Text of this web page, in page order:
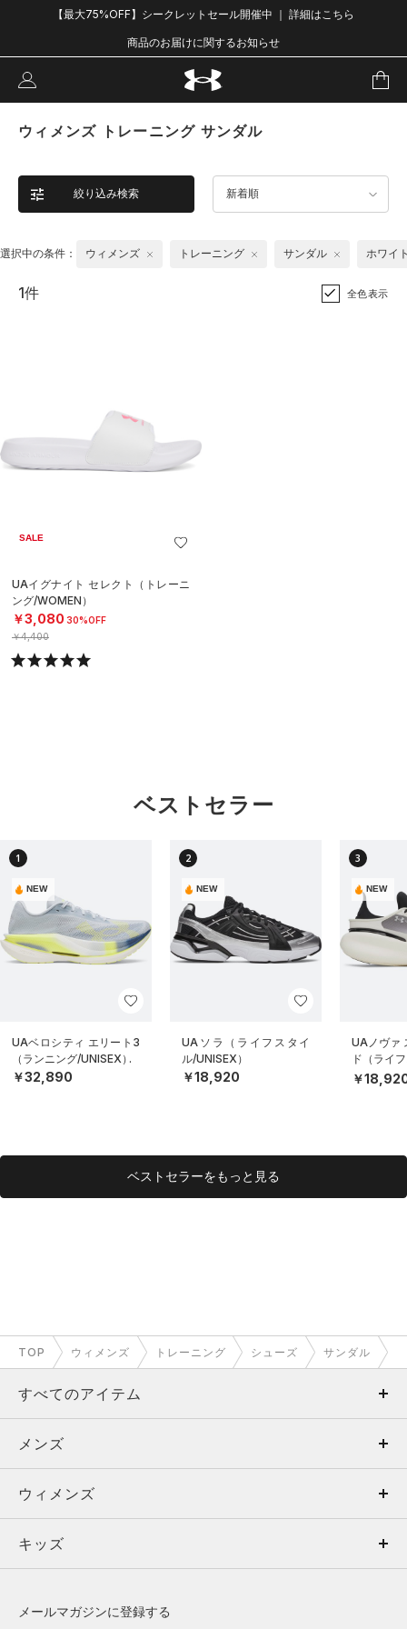
【最大75%OFF】シークレットセール開催中 ｜ 詳細はこちら
商品のお届けに関するお知らせ
ウィメンズ トレーニング サンダル
絞り込み検索 新着順
選択中の条件： ウィメンズ トレーニング サンダル ホワイ
1件 全色表示
SALE
UAイグナイト セレクト（トレーニ
ング/WOMEN）
￥3,080 30%OFF
￥4,400
ベストセラー
1
NEW
UAベロシティ エリート3
（ランニング/UNISEX）
￥32,890
2
NEW
UAソラ（ライフスタイ
ル/UNISEX）
￥18,920
3
NEW
UAノヴァ
ド（ライ
EX）
￥
ベストセラーをもっと見る
TOP ウィメンズ トレーニング シューズ サンダル
すべてのアイテム
メンズ
ウィメンズ
キッズ
メンズ
トップス
ボトムス
ウィメンズ
トップス
キッズ
メールマガジンに登録する